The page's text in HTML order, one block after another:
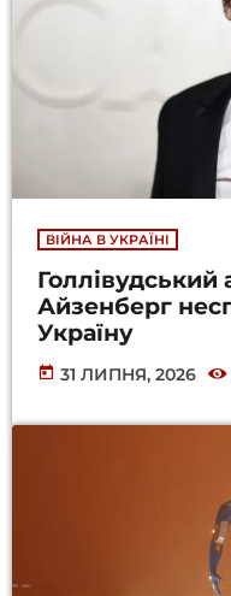
ВІЙНА В УКРАЇНІ
Голлівудський
Айзенберг
Україну
today 31 ЛИПНЯ, 2026